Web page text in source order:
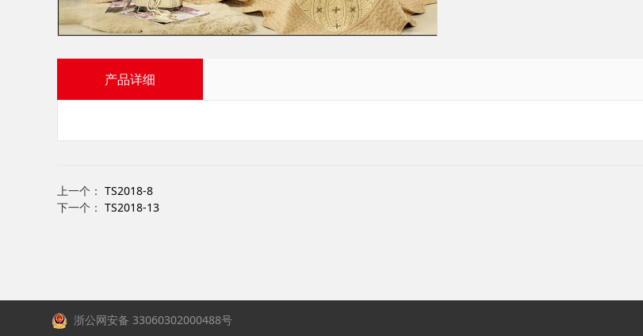
产品详细
上一个： TS2018-8
下一个： TS2018-13
浙公网安备 33060302000488号